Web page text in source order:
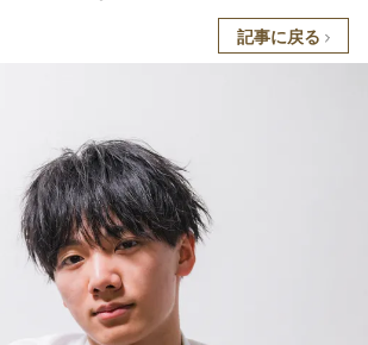
記事に戻る